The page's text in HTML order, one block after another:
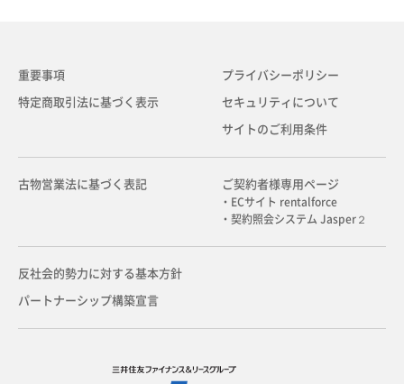
重要事項
特定商取引法に基づく表示
プライバシーポリシー
セキュリティについて
サイトのご利用条件
古物営業法に基づく表記 ご契約者様専用ページ
・ECサイト rentalforce
・契約照会システム Jasper２
反社会的勢力に対する基本方針
パートナーシップ構築宣言